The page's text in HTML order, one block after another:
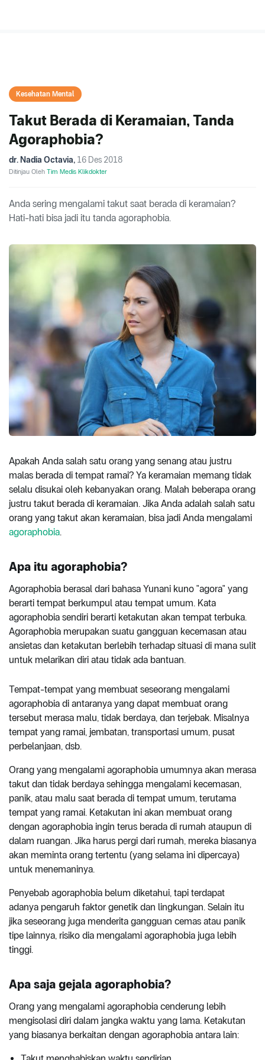
Kesehatan Mental
Takut Berada di Keramaian, Tanda
Agoraphobia?
dr. Nadia Octavia, 16 Des 2018
Ditinjau Oleh Tim Medis Klikdokter
Anda sering mengalami takut saat berada di keramaian?
Hati-hati bisa jadi itu tanda agoraphobia.
Apakah Anda salah satu orang yang senang atau justru
malas berada di tempat ramai? Ya keramaian memang tidak
selalu disukai oleh kebanyakan orang. Malah beberapa orang
justru takut berada di keramaian. Jika Anda adalah salah satu
orang yang takut akan keramaian, bisa jadi Anda mengalami
agoraphobia.
Apa itu agoraphobia?
Agoraphobia berasal dari bahasa Yunani kuno "agora" yang
berarti tempat berkumpul atau tempat umum. Kata
agoraphobia sendiri berarti ketakutan akan tempat terbuka.
Agoraphobia merupakan suatu gangguan kecemasan atau
ansietas dan ketakutan berlebih terhadap situasi di mana sulit
untuk melarikan diri atau tidak ada bantuan.
Tempat-tempat yang membuat seseorang mengalami
agoraphobia di antaranya yang dapat membuat orang
tersebut merasa malu, tidak berdaya, dan terjebak. Misalnya
tempat yang ramai, jembatan, transportasi umum, pusat
perbelanjaan, dsb.
Orang yang mengalami agoraphobia umumnya akan merasa
takut dan tidak berdaya sehingga mengalami kecemasan,
panik, atau malu saat berada di tempat umum, terutama
tempat yang ramai. Ketakutan ini akan membuat orang
dengan agoraphobia ingin terus berada di rumah ataupun di
dalam ruangan. Jika harus pergi dari rumah, mereka biasanya
akan meminta orang tertentu (yang selama ini dipercaya)
untuk menemaninya.
Penyebab agoraphobia belum diketahui, tapi terdapat
adanya pengaruh faktor genetik dan lingkungan. Selain itu
jika seseorang juga menderita gangguan cemas atau panik
tipe lainnya, risiko dia mengalami agoraphobia juga lebih
tinggi.
Apa saja gejala agoraphobia?
Orang yang mengalami agoraphobia cenderung lebih
mengisolasi diri dalam jangka waktu yang lama. Ketakutan
yang biasanya berkaitan dengan agoraphobia antara lain: